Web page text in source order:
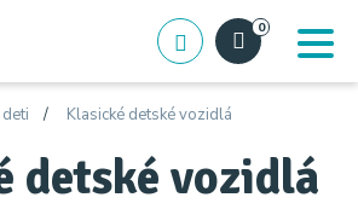
0
Klasické detské vozidlá
detské vozidlá